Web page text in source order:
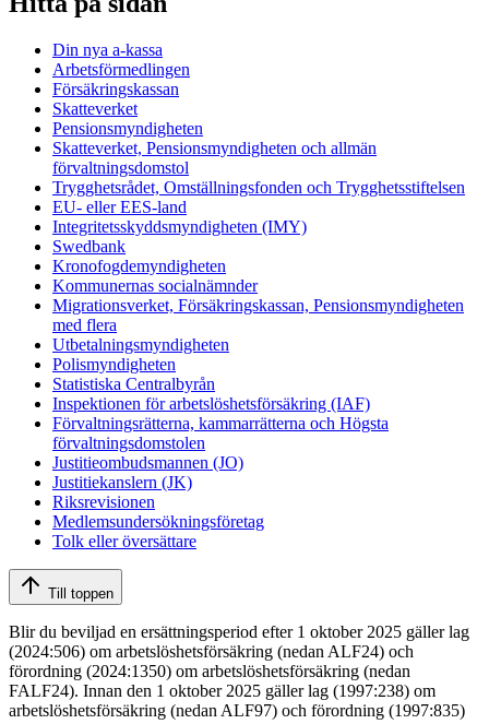
Din nya a-kassa
Arbetsförmedlingen
Försäkringskassan
Skatteverket
Pensionsmyndigheten
Skatteverket, Pensionsmyndigheten och allmän
förvaltningsdomstol
Trygghetsrådet, Omställningsfonden och Trygghetsstiftelsen
EU- eller EES-land
Integritetsskyddsmyndigheten (IMY)
Swedbank
Kronofogdemyndigheten
Kommunernas socialnämnder
Migrationsverket, Försäkringskassan, Pensionsmyndigheten
med flera
Utbetalningsmyndigheten
Polismyndigheten
Statistiska Centralbyrån
Inspektionen för arbetslöshetsförsäkring (IAF)
Förvaltningsrätterna, kammarrätterna och Högsta
förvaltningsdomstolen
Justitieombudsmannen (JO)
Justitiekanslern (JK)
Riksrevisionen
Medlemsundersökningsföretag
Tolk eller översättare
Till toppen
Blir du beviljad en ersättningsperiod efter 1 oktober 2025 gäller lag
(2024:506) om arbetslöshetsförsäkring (nedan ALF24) och
förordning (2024:1350) om arbetslöshetsförsäkring (nedan
FALF24). Innan den 1 oktober 2025 gäller lag (1997:238) om
arbetslöshetsförsäkring (nedan ALF97) och förordning (1997:835)